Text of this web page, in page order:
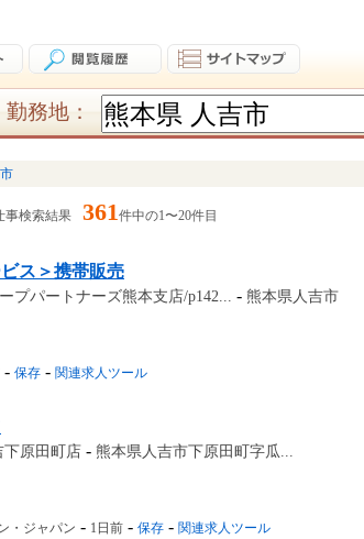
勤務地：
事検索結果 361件中の1〜20件目
ス＞携帯販売
プパートナーズ熊本支店/p142... - 熊本県人吉市
- 保存 - 関連求人ツール
下原田町店 - 熊本県人吉市下原田町字瓜...
・ジャパン - 1日前 - 保存 - 関連求人ツール